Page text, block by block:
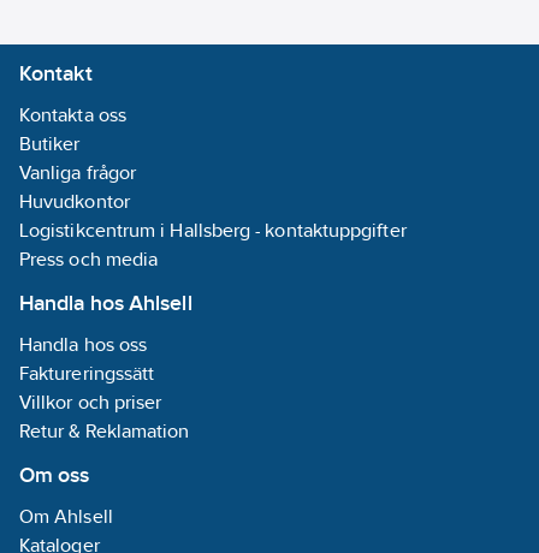
Kontakt
Kontakta oss
Butiker
Vanliga frågor
Huvudkontor
Logistikcentrum i Hallsberg - kontaktuppgifter
Press och media
Handla hos Ahlsell
Handla hos oss
Faktureringssätt
Villkor och priser
Retur & Reklamation
Om oss
Om Ahlsell
Kataloger